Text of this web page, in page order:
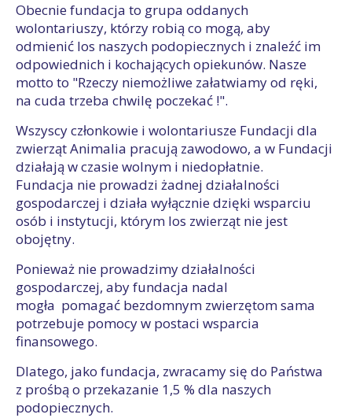
Obecnie fundacja to grupa oddanych
wolontariuszy, którzy robią co mogą, aby
odmienić los naszych podopiecznych i znaleźć im
odpowiednich i kochających opiekunów. Nasze
motto to "Rzeczy niemożliwe załatwiamy od ręki,
na cuda trzeba chwilę poczekać !".
Wszyscy członkowie i wolontariusze Fundacji dla
zwierząt Animalia pracują zawodowo, a w Fundacji
działają w czasie wolnym i niedopłatnie.
Fundacja nie prowadzi żadnej działalności
gospodarczej i działa wyłącznie dzięki wsparciu
osób i instytucji, którym los zwierząt nie jest
obojętny.
Ponieważ nie prowadzimy działalności
gospodarczej, aby fundacja nadal
mogła pomagać bezdomnym zwierzętom sama
potrzebuje pomocy w postaci wsparcia
finansowego.
Dlatego, jako fundacja, zwracamy się do Państwa
z prośbą o przekazanie 1,5 % dla naszych
podopiecznych.